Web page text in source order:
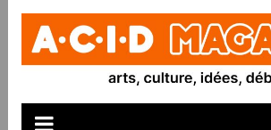
Aller
contenu